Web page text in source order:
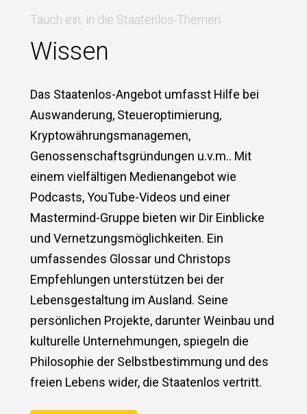
Tauch ein, in die Staatenlos-Themen
Wissen
Das Staatenlos-Angebot umfasst Hilfe bei
Auswanderung, Steueroptimierung,
Kryptowährungsmanagemen,
Genossenschaftsgründungen u.v.m.. Mit
einem vielfältigen Medienangebot wie
Podcasts, YouTube-Videos und einer
Mastermind-Gruppe bieten wir Dir Einblicke
und Vernetzungsmöglichkeiten. Ein
umfassendes Glossar und Christops
Empfehlungen unterstützen bei der
Lebensgestaltung im Ausland. Seine
persönlichen Projekte, darunter Weinbau und
kulturelle Unternehmungen, spiegeln die
Philosophie der Selbstbestimmung und des
freien Lebens wider, die Staatenlos vertritt.